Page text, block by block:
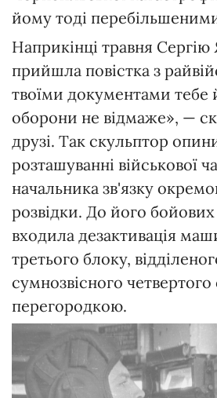
йому тоді
Наприкінці травня Сергію
прийшла повістка з
твоїми документами тебе
оборони не відмаже», —
друзі. Так скульптор
розташуванні військової
начальника зв'язку
розвідки. До його бойових
входила дезактивація
третього блоку,
сумнозвісного
перегородкою.